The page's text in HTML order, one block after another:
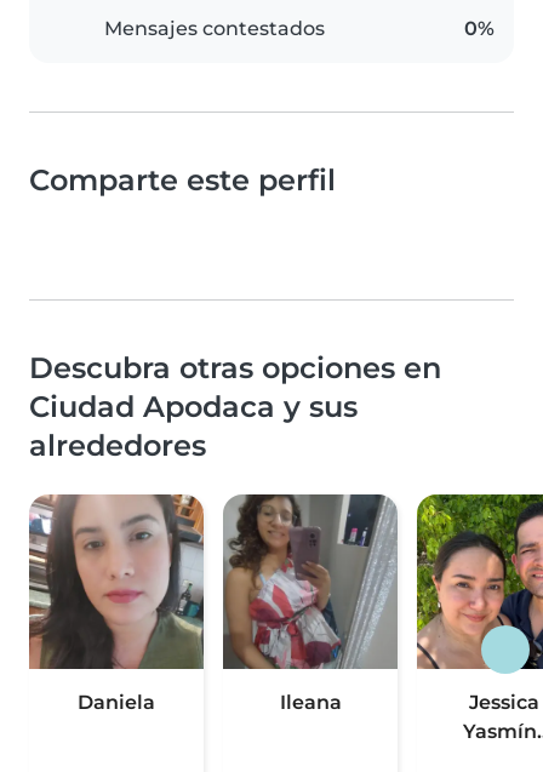
Mensajes contestados 0%
Comparte este perfil
Descubra otras opciones en
Ciudad Apodaca y sus
alrededores
Daniela Ileana
Jessica